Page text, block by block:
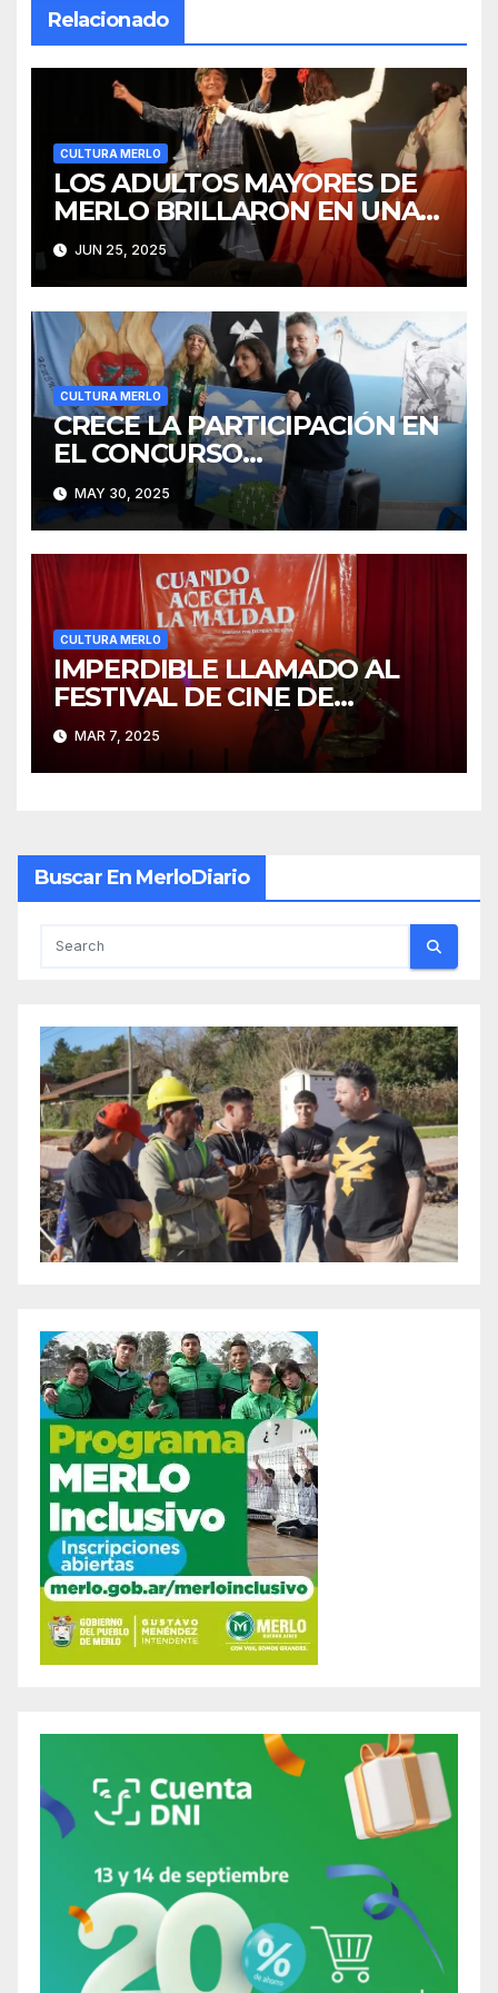
Relacionado
CULTURA MERLO
LOS ADULTOS MAYORES DE
MERLO BRILLARON EN UNA
MUESTRA ARTÍSTICA
JUN 25, 2025
CULTURA MERLO
CRECE LA PARTICIPACIÓN EN
EL CONCURSO
“EMBAJADORES MERLENSES
POR MALVINAS”
MAY 30, 2025
CULTURA MERLO
IMPERDIBLE LLAMADO AL
FESTIVAL DE CINE DE
TERROR Y FANTÁSTICO
MAR 7, 2025
Buscar En MerloDiario